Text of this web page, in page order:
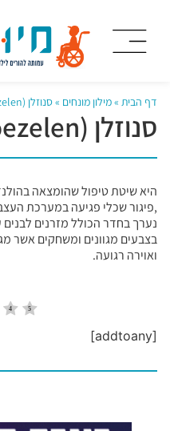
דף הבית »מילון מונחים »סנוזלן (Snoezelen)
סנוזלן (Snoezelen)
היא שיטת טיפול שהומצאה
,פיגור שכלי פגיעה במערכת
נערך בחדר הכולל מזרנים
בצבעים מגוונים ומשחקים אשר
ואוירה רגועה.
[addtoany]